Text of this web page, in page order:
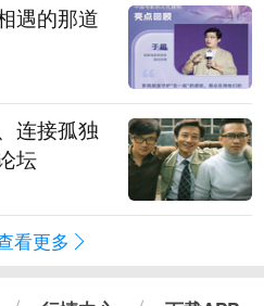
遇的那道
连接孤独
坛
看更多